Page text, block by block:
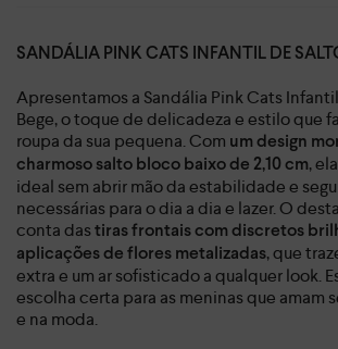
SANDÁLIA PINK CATS INFANTIL DE
Apresentamos a Sandália Pink Cats
Bege, o toque de delicadeza e estilo que
roupa da sua pequena. Com um design
charmoso salto bloco baixo de 2,10 cm,
ideal sem abrir mão da estabilidade e
necessárias para o dia a dia e lazer. O
conta das tiras frontais com discretos
aplicações de flores metalizadas, que
extra e um ar sofisticado a qualquer look.
escolha certa para as meninas que amam
e na moda.